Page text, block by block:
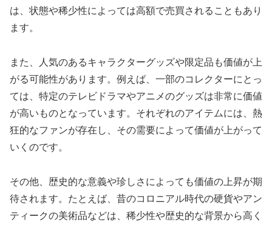
は、状態や稀少性によっては高額で売買されることもあり
ます。
また、人気のあるキャラクターグッズや限定品も価値が上
がる可能性があります。例えば、一部のコレクターにとっ
ては、特定のテレビドラマやアニメのグッズは非常に価値
が高いものとなっています。それぞれのアイテムには、熱
狂的なファンが存在し、その需要によって価値が上がって
いくのです。
その他、歴史的な意義や珍しさによっても価値の上昇が期
待されます。たとえば、昔のコロニアル時代の硬貨やアン
ティークの美術品などは、稀少性や歴史的な背景から高く